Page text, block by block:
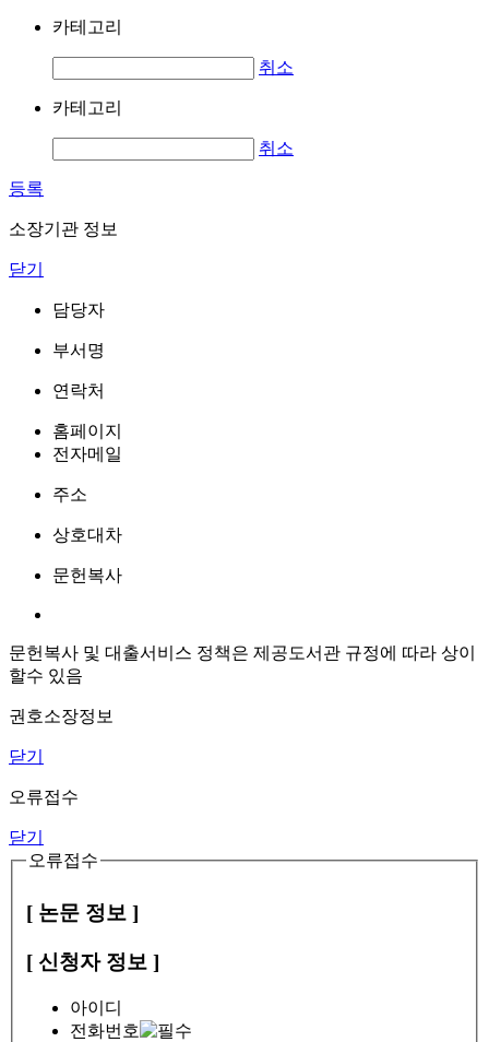
카테고리
취소
카테고리
취소
등록
소장기관 정보
닫기
담당자
부서명
연락처
홈페이지
전자메일
주소
상호대차
문헌복사
문헌복사 및 대출서비스 정책은 제공도서관 규정에 따라 상이
할수 있음
권호소장정보
닫기
오류접수
닫기
오류접수
[ 논문 정보 ]
[ 신청자 정보 ]
아이디
전화번호